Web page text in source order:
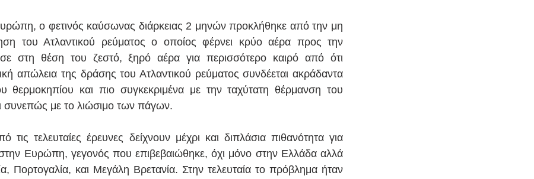
ο φετινός καύσωνας διάρκειας 2 μηνών προκλήθηκε από την μη
του Ατλαντικού ρεύματος ο οποίος φέρνει κρύο αέρα προς την
στη θέση του ζεστό, ξηρό αέρα για περισσότερο καιρό από ότι
απώλεια της δράσης του Ατλαντικού ρεύματος συνδέεται ακράδαντα
θερμοκηπίου και πιο συγκεκριμένα με την ταχύτατη θέρμανση του
συνεπώς με το λιώσιμο των πάγων.
τις τελευταίες έρευνες δείχνουν μέχρι και διπλάσια πιθανότητα για
Ευρώπη, γεγονός που επιβεβαιώθηκε, όχι μόνο στην Ελλάδα αλλά
Πορτογαλία, και Μεγάλη Βρετανία. Στην τελευταία το πρόβλημα ήταν